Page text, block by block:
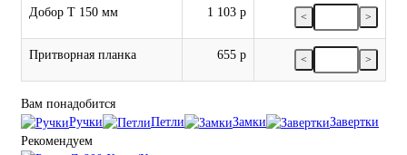
Добор Т 150 мм 1 103 р < >
Притворная планка 655 р < >
Вам понадобится
Ручки
Петли Замки
Завертки
Рекомендуем